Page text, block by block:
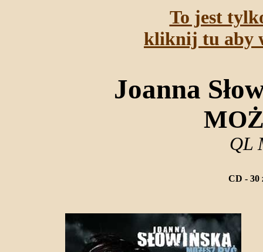
To jest
kliknij tu aby
Joanna
QL
CD - 30